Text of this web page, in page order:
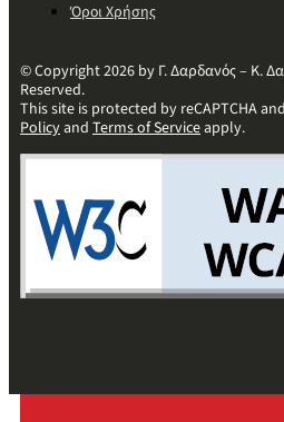
Όροι Χρήσης
© Copyright 2026 by Γ. Δαρδανός – Κ.
Reserved.
This site is protected by reCAPTCHA
Policyand Terms of Serviceapply.